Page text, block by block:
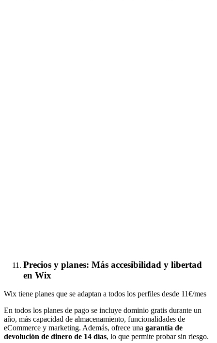
Precios y planes: Más accesibilidad y libertad
en Wix
Wix tiene planes que se adaptan a todos los perfiles desde 11€/mes
En todos los planes de pago se incluye dominio gratis durante un
año, más capacidad de almacenamiento, funcionalidades de
eCommerce y marketing. Además, ofrece una garantía de
devolución de dinero de 14 días, lo que permite probar sin riesgo.